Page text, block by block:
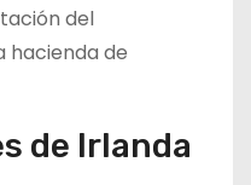
del
hacienda de
de Irlanda